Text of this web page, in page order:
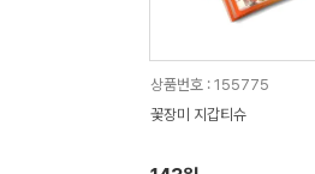
상품번호 : 155775
꽃장미 지갑티슈